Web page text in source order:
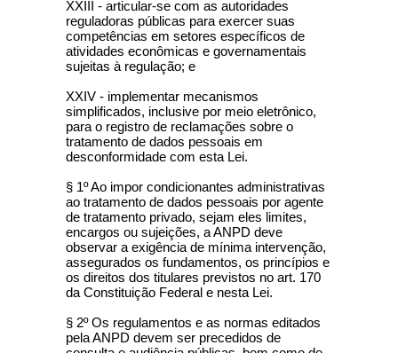
XXIII - articular-se com as autoridades
reguladoras públicas para exercer suas
competências em setores específicos de
atividades econômicas e governamentais
sujeitas à regulação; e
XXIV - implementar mecanismos
simplificados, inclusive por meio eletrônico,
para o registro de reclamações sobre o
tratamento de dados pessoais em
desconformidade com esta Lei.
§ 1º Ao impor condicionantes administrativas
ao tratamento de dados pessoais por agente
de tratamento privado, sejam eles limites,
encargos ou sujeições, a ANPD deve
observar a exigência de mínima intervenção,
assegurados os fundamentos, os princípios e
os direitos dos titulares previstos no art. 170
da Constituição Federal e nesta Lei.
§ 2º Os regulamentos e as normas editados
pela ANPD devem ser precedidos de